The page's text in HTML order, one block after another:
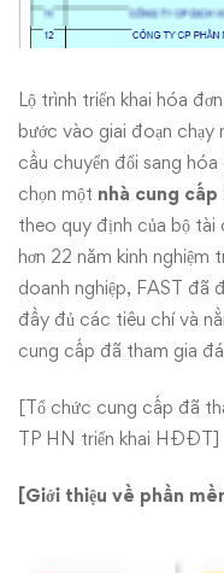
Lộ trình triển khai hóa
bước vào giai đoạn chạy
cầu chuyển đổi sang
chọn một nhà cung
theo quy định của bộ tài
hơn 22 năm kinh nghiệm
doanh nghiệp, FAST đã
đầy đủ các tiêu chí và
cung cấp đã tham gia
[Tổ chức cung cấp đã
TP HN triển khai HĐĐT]
[Giới thiệu về phần